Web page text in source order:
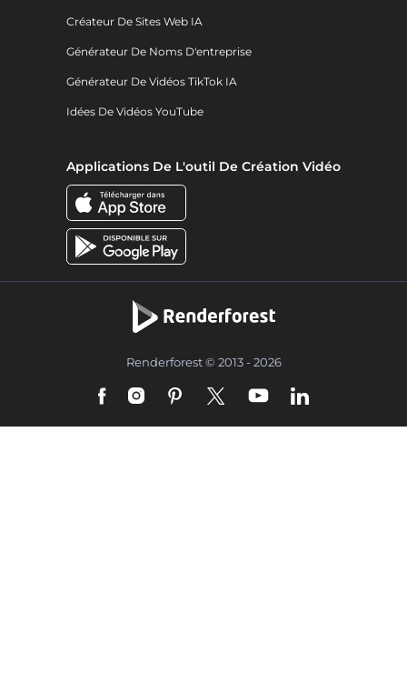
Créateur De Sites Web IA
Générateur De Noms D'entreprise
Générateur De Vidéos TikTok IA
Idées De Vidéos YouTube
Applications De L'outil De Création Vidéo
Renderforest © 2013 - 2026